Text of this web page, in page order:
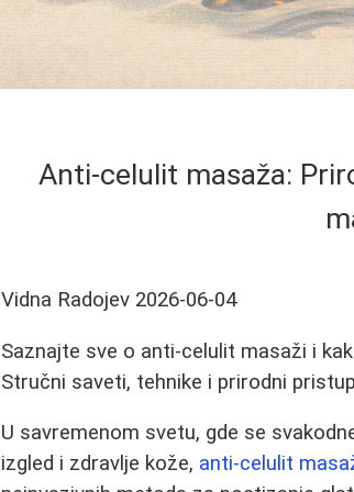
Anti-celulit masaža:
Vidna Radojev 2026-06-04
Saznajte sve o anti-celulit masaži i
Stručni saveti, tehnike i prirodni
U savremenom svetu, gde se
izgled i zdravlje kože, anti-celulit